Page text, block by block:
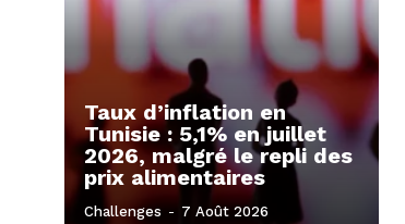
Taux d’inflation en
Tunisie : 5,1% en juillet
2026, malgré le repli des
prix alimentaires
Challenges - 7 Août 2026